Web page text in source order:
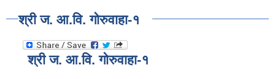
श्री ज. आ.वि. गोरुवाहा-१
श्री ज. आ.वि. गोरुवाहा-१